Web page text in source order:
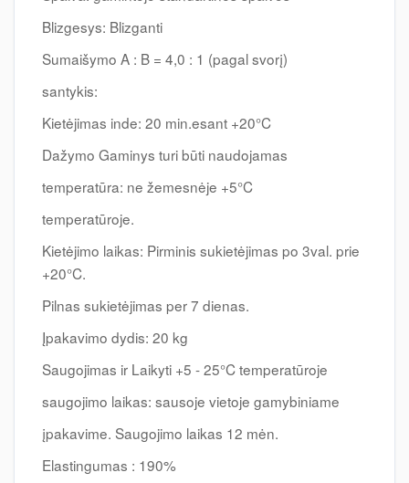
Blizgesys: Blizganti
Sumaišymo A : B = 4,0 : 1 (pagal svorį)
santykis:
Kietėjimas inde: 20 min.esant +20°C
Dažymo Gaminys turi būti naudojamas
temperatūra: ne žemesnėje +5°C
temperatūroje.
Kietėjimo laikas: Pirminis sukietėjimas po 3val. prie
+20°C.
Pilnas sukietėjimas per 7 dienas.
Įpakavimo dydis: 20 kg
Saugojimas ir Laikyti +5 - 25°C temperatūroje
saugojimo laikas: sausoje vietoje gamybiniame
įpakavime. Saugojimo laikas 12 mėn.
Elastingumas : 190%